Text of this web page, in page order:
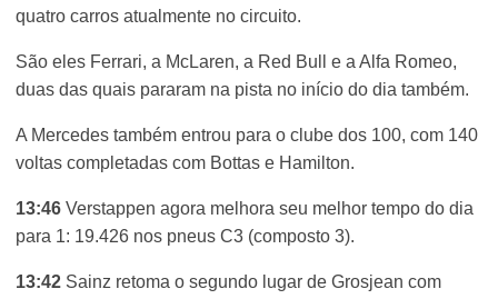
quatro carros atualmente no circuito.
São eles Ferrari, a McLaren, a Red Bull e a Alfa Romeo,
duas das quais pararam na pista no início do dia também.
A Mercedes também entrou para o clube dos 100, com 140
voltas completadas com Bottas e Hamilton.
13:46 Verstappen agora melhora seu melhor tempo do dia
para 1: 19.426 nos pneus C3 (composto 3).
13:42 Sainz retoma o segundo lugar de Grosjean com